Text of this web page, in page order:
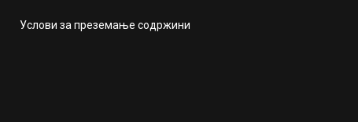
Услови за преземање содржини